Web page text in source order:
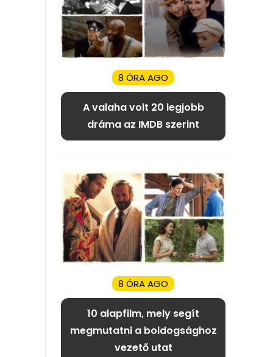
8 ÓRA AGO
A valaha volt 20 legjobb
dráma az IMDB szerint
8 ÓRA AGO
10 alapfilm, mely segít
megmutatni a boldogsághoz
vezető utat